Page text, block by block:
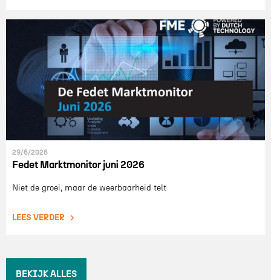
29/6/2026
Fedet Marktmonitor juni 2026
Niet de groei, maar de weerbaarheid telt
LEES VERDER
BEKIJK ALLES